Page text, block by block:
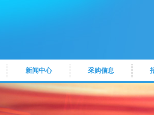
新闻中心 采购信息